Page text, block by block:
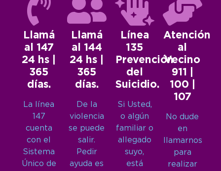
Llamá
al 147
24 hs |
365
días.
La línea
147
cuenta
con el
Sistema
Único de
Llamá
al 144
24 hs |
365
días.
De la
violencia
se puede
salir.
Pedir
ayuda es
Línea
135
Prevención
del
Suicidio.
Si Usted,
o algún
familiar o
allegado
suyo,
está
Atención
al
Vecino
911 |
100 |
107
No dude
en
llamarnos
para
realizar